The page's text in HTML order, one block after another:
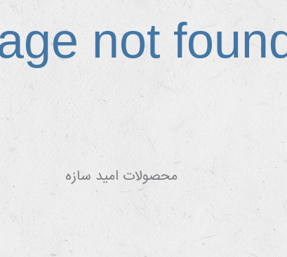
not
محصولات امید سازه